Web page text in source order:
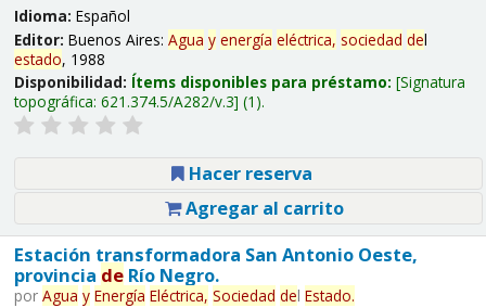
Idioma: Español
Editor: Buenos Aires: Agua y energía eléctrica, sociedad del
estado, 1988
Disponibilidad: Ítems disponibles para préstamo: Signatura
topográfica: 621.374.5/A282/v.3 (1).
Hacer reserva
Agregar al carrito
Estación transformadora San Antonio Oeste,
provincia deRío Negro.
por Agua y Energía Eléctrica, Sociedad del Estado.